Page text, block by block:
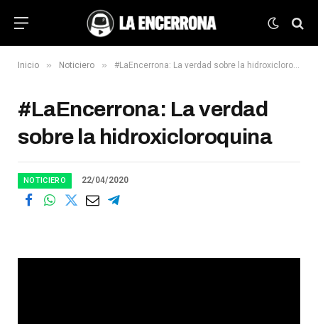
Inicio » Noticiero » #LaEncerrona: La verdad sobre la hidroxicloroquina
#LaEncerrona: La verdad
sobre la hidroxicloroquina
NOTICIERO 22/04/2020